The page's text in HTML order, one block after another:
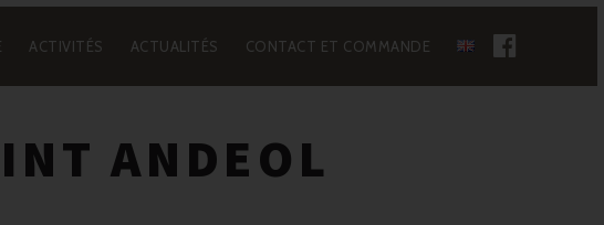
ACTIVITÉS ACTUALITÉS CONTACT ET COMMANDE
ANDEOL